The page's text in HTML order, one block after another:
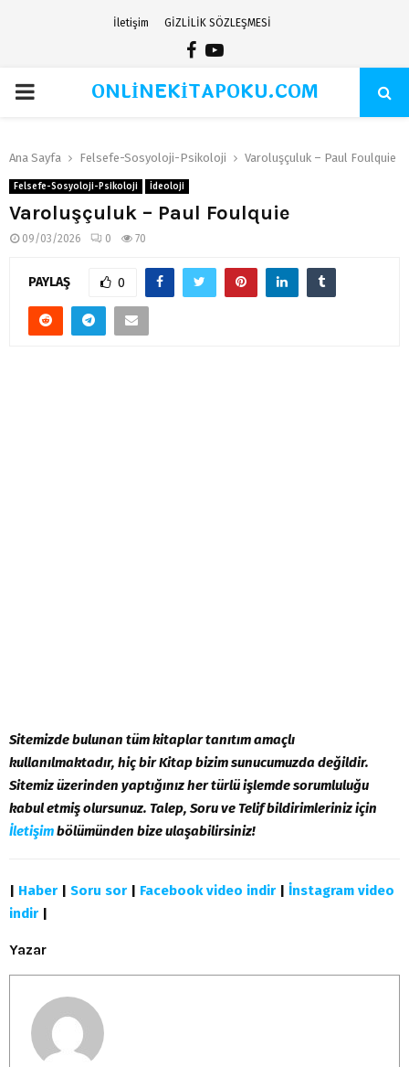
İletişim GİZLİLİK SÖZLEŞMESİ
Facebook
Youtube
PRIMARYONLİNEKİTAPOKU.COM
Ana Sayfa Felsefe-Sosyoloji-Psikoloji Varoluşçuluk – Paul Foulquie
Felsefe-Sosyoloji-Psikoloji İdeoloji
Varoluşçuluk – Paul Foulquie
09/03/2026 0 70
PAYLAŞ 0
Sitemizdebulunan tüm kitaplar tanıtım amaçlı
kullanılmaktadır, hiç bir Kitap bizim sunucumuzda değildir.
Sitemiz üzerinden yaptığınız her türlü işlemde sorumluluğu
kabul etmiş olursunuz. Talep, Soru ve Telif bildirimleriniz için
İletişimbölümünden bize ulaşabilirsiniz!
| Haber | Soru sor | Facebook video indir | İnstagram video
indir |
Yazar